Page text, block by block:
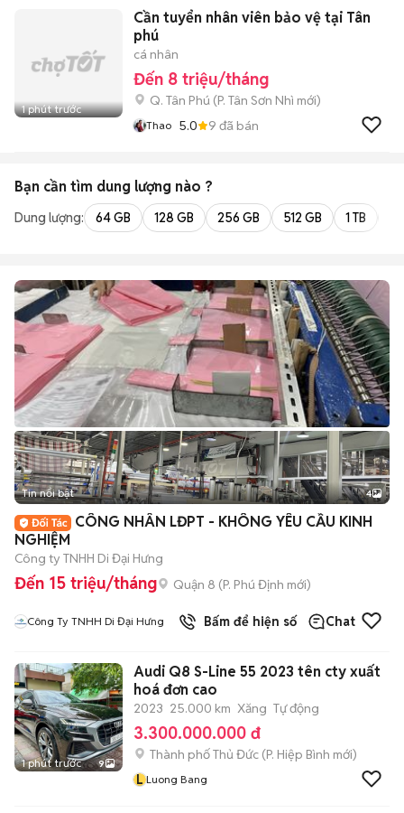
1 phút trước
Cần tuyển nhân viên bảo vệ tại Tân
phú
cá nhân
Đến 8 triệu/tháng
Q. Tân Phú (P. Tân Sơn Nhì mới)
Thao 5.0 9 đã bán
Bạn cần tìm dung lượng nào ?
Dung lượng: 64 GB 128 GB 256 GB 512 GB 1 TB
Tin nổi bật 4
CÔNG NHÂN LĐPT - KHÔNG YÊU CẦU KINH
NGHIỆM
Công ty TNHH Di Đại Hưng
Đến 15 triệu/tháng Quận 8 (P. Phú Định mới)
Công Ty TNHH Di Đại Hưng Bấm để hiện số Chat
1 phút trước 9
Audi Q8 S-Line 55 2023 tên cty xuất
hoá đơn cao
2023 25.000 km Xăng Tự động
3.300.000.000 đ
Thành phố Thủ Đức (P. Hiệp Bình mới)
L Luong Bang